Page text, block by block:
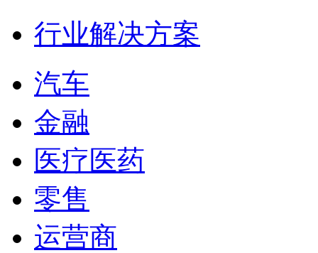
行业解决方案
汽车
金融
医疗医药
零售
运营商